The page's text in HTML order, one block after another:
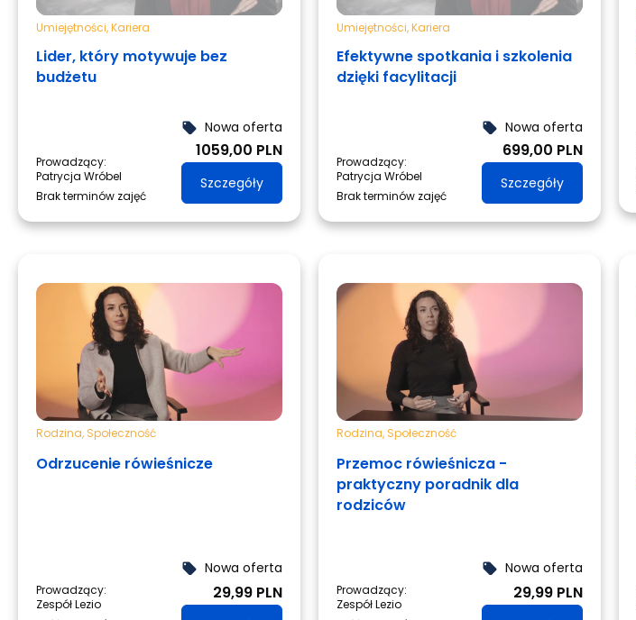
Umiejętności,Kariera
Lider, który motywuje bez
budżetu
Prowadzący:
Patrycja Wróbel
Brak terminów zajęć
local_offer Nowa oferta
1059,00 PLN
Szczegóły
Umiejętności,Kariera
Efektywne spotkania i szkolenia
dzięki facylitacji
Prowadzący:
Patrycja Wróbel
Brak terminów zajęć
local_offer Nowa oferta
699,00 PLN
Szczegóły
Rodzina, Społeczność
Odrzucenie rówieśnicze
Prowadzący:
Zespół Lezio
local_offer Nowa oferta
29,99 PLN
Rodzina, Społeczność
Przemoc rówieśnicza -
praktyczny poradnik dla
rodziców
Prowadzący:
Zespół Lezio
local_offer Nowa oferta
29,99 PLN